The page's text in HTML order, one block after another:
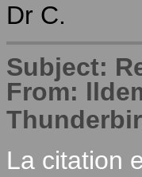
Dr C.
Subject:
From:
La citation